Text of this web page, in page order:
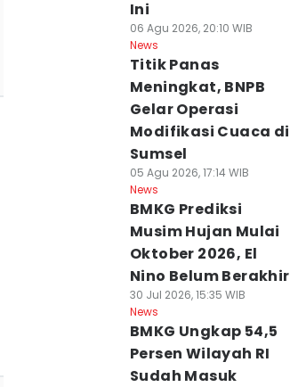
Ini
06 Agu 2026, 20:10 WIB
News
Titik Panas
Meningkat, BNPB
Gelar Operasi
Modifikasi Cuaca di
Sumsel
05 Agu 2026, 17:14 WIB
News
BMKG Prediksi
Musim Hujan Mulai
Oktober 2026, El
Nino Belum Berakhir
30 Jul 2026, 15:35 WIB
News
BMKG Ungkap 54,5
Persen Wilayah RI
Sudah Masuk